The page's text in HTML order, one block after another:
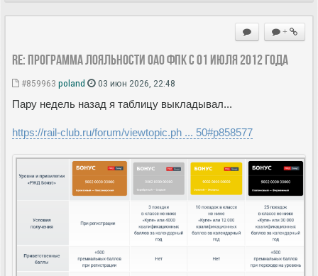
+
Re: Программа лояльности ОАО ФПК с 01 июля 2012 года
#859963 poland 03 июн 2026, 22:48
Пару недель назад я таблицу выкладывал...
https://rail-club.ru/forum/viewtopic.ph ... 50#p858577